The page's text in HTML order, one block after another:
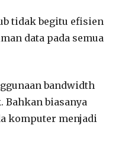
tidak begitu efisien
data pada semua
bandwidth
biasanya
komputer menjadi